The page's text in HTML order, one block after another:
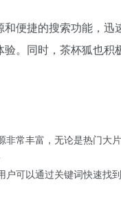
便捷的搜索功能，
。同时，茶杯狐也
非常丰富，无论是热门
户可以通过关键词快速